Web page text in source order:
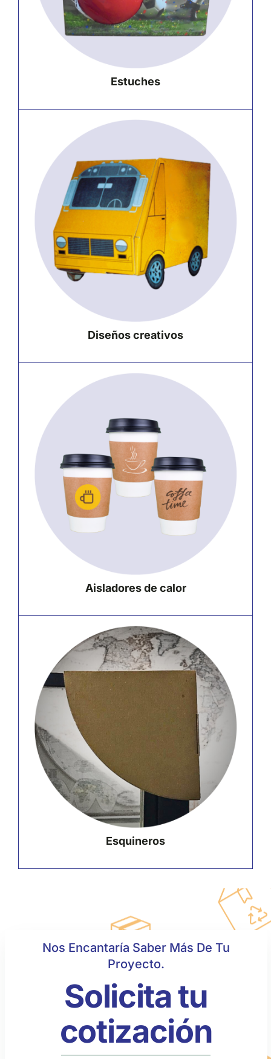
Estuches
Diseños creativos
Aisladores de calor
Esquineros
Nos Encantaría Saber Más De Tu
Proyecto.
Solicita tu
cotización